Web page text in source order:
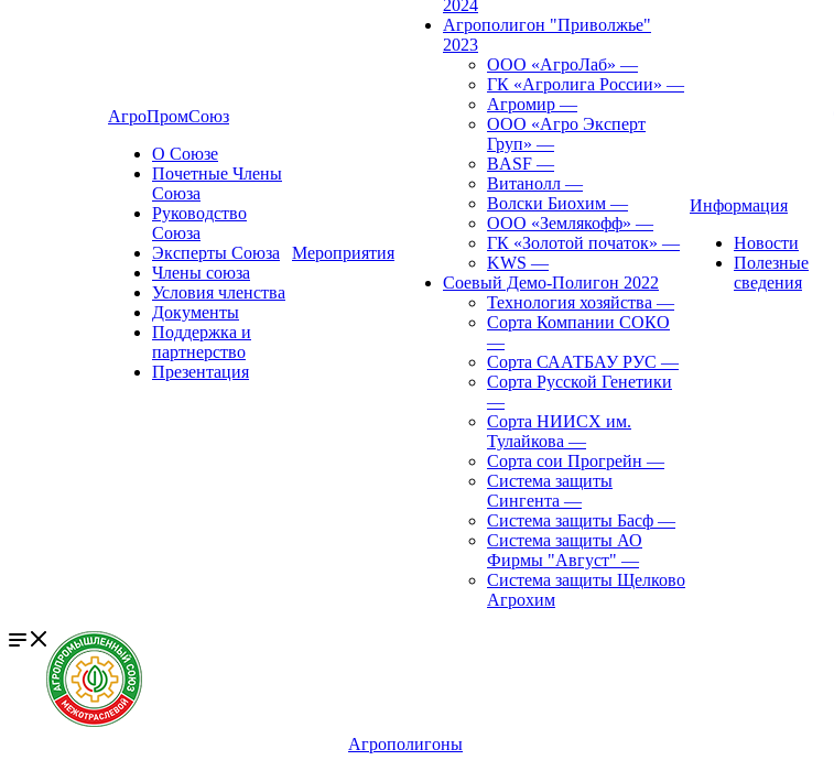
АгроПромСоюз
О Союзе
Почетные Члены
Союза
Руководство
Союза
Эксперты Союза
Члены союза
Условия членства
Документы
Поддержка и
партнерство
Презентация
Мероприятия
2024
Агрополигон "Приволжье"
2023
ООО «АгроЛаб» —
ГК «Агролига России» —
Агромир —
ООО «Агро Эксперт
Груп» —
BASF —
Витанолл —
Волски Биохим —
ООО «Землякофф» —
ГК «Золотой початок» —
KWS —
Соевый Демо-Полигон 2022
Технология хозяйства —
Сорта Компании СОКО
—
Сорта СААТБАУ РУС —
Сорта Русской Генетики
—
Сорта НИИСХ им.
Тулайкова —
Сорта сои Прогрейн —
Система защиты
Сингента —
Система защиты Басф —
Система защиты АО
Фирмы "Август" —
Система защиты Щелково
Агрохим
Информация
Новости
Полезные
сведения
Агрополигоны